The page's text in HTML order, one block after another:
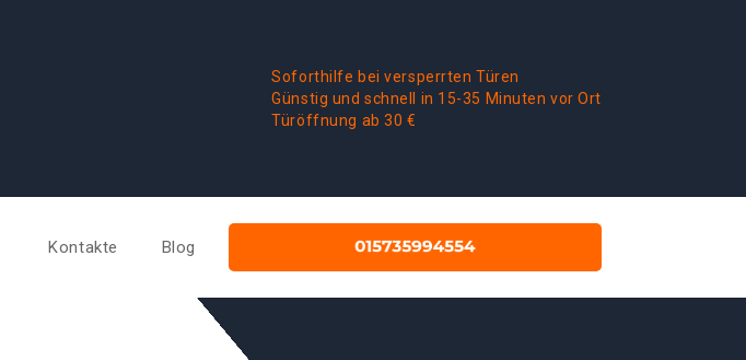
Soforthilfe bei versperrten Türen
Günstig und schnell in 15-35 Minuten vor Ort
Türöffnung ab 30 €
Kontakte Blog